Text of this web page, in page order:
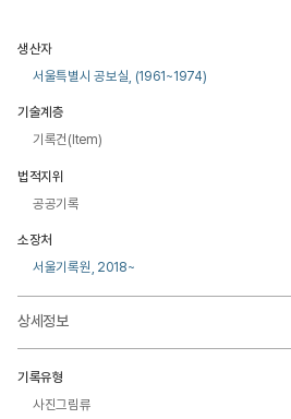
생산자
서울특별시 공보실, (1961~1974)
기술계층
기록건(Item)
법적지위
공공기록
소장처
서울기록원, 2018~
상세정보
기록유형
사진그림류